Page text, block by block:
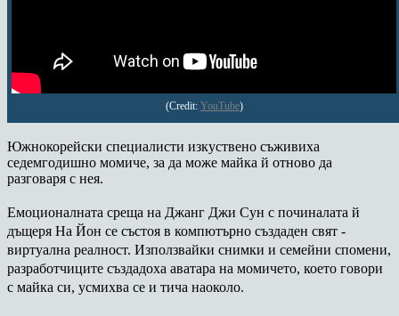
(Credit: YouTube)
Южнокорейски специалисти изкуствено съживиха
седемгодишно момиче, за да може майка й отново да
разговаря с нея.
Емоционалната среща на Джанг Джи Сун с починалата й
дъщеря Ha Йoн се състоя в компютърно създаден свят -
виртуална реалност. Използвайки снимки и семейни спомени,
разработчиците създадоха аватара на момичето, което говори
с майка си, усмихва се и тича наоколо.